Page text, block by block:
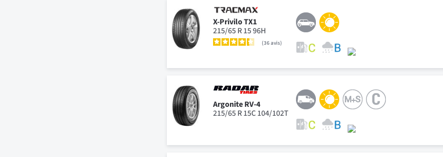
X-Privilo TX1
215/65 R 15 96H
36avis
Argonite RV-4
215/65 R 15C 104/102T